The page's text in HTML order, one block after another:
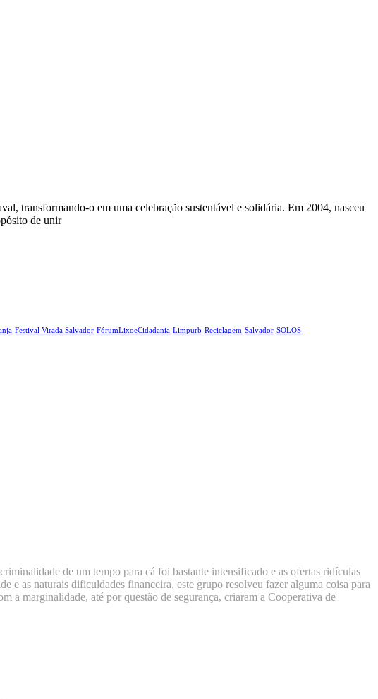
transformando-o em uma celebração sustentável e solidária. Em 2004, nasceu
de unir
Festival Virada Salvador FórumLixoeCidadania Limpurb Reciclagem Salvador SOLOS
de um tempo para cá foi bastante intensificado e as ofertas ridículas
e as naturais dificuldades financeira, este grupo resolveu fazer alguma coisa para
a marginalidade, até por questão de segurança, criaram a Cooperativa de